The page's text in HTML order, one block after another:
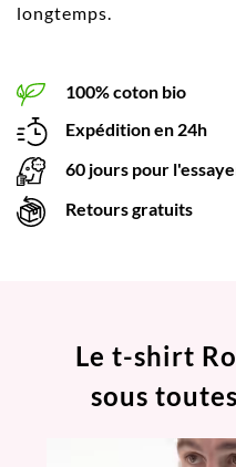
longtemps.
100% coton bio
Expédition en 24h
60 jours pour
Retours gratuits
Le t-shirt
sous